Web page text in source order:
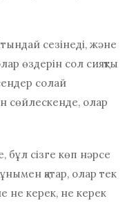
сезінеді, және
өздерін сол сияқты
солай
сөйлескенде, олар
бұл сізге көп нәрсе
қатар, олар тек
не керек, не керек